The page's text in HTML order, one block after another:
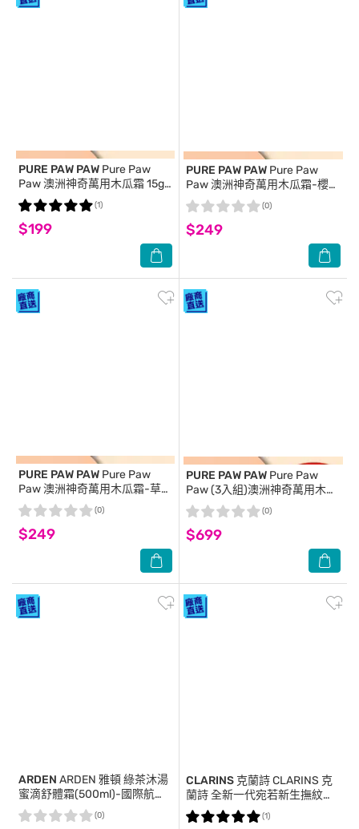
PURE PAW PAW Pure Paw
Paw 澳洲神奇萬用木瓜霜 15g
(紅)(代理商正貨)
$199
(1)
PURE PAW PAW Pure Paw
Paw 澳洲神奇萬用木瓜霜-櫻桃
香 25g (淡紅)(代理商正貨)
$249
(0)
PURE PAW PAW Pure Paw
Paw 澳洲神奇萬用木瓜霜-草莓
香 25g (粉紅)(代理商正貨)
$249
(0)
PURE PAW PAW Pure Paw
Paw (3入組)澳洲神奇萬用木瓜
霜-櫻桃香 25g (淡紅)(代理商正
貨)-贈隨機品牌針管香x2
$699
(0)
ARDEN ARDEN 雅頓 綠茶沐湯
蜜滴舒體霜(500ml)-國際航空
版
(0)
CLARINS 克蘭詩CLARINS 克
蘭詩 全新一代宛若新生撫紋霜
(175ml)-國際航空版
(1)